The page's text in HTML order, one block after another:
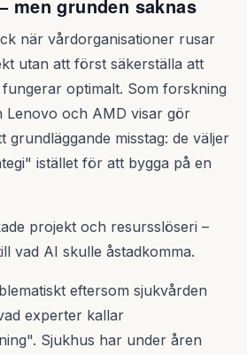
men grunden saknas
när vårdorganisationer rusar
utan att först säkerställa att
optimalt. Som forskning
Lenovo och AMD visar gör
grundläggande misstag: de väljer
istället för att bygga på en
projekt och resursslöseri –
vad AI skulle åstadkomma.
eftersom sjukvården
experter kallar
Sjukhus har under åren